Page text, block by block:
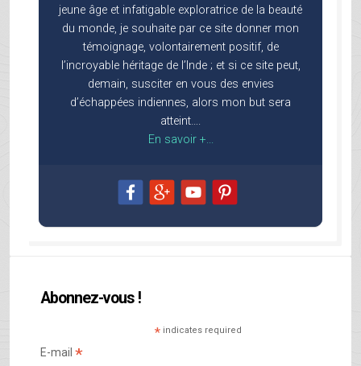
jeune âge et infatigable exploratrice de la beauté
du monde, je souhaite par ce site donner mon
témoignage, volontairement positif, de
l’incroyable héritage de l’Inde ; et si ce site peut,
demain, susciter en vous des envies
d’échappées indiennes, alors mon but sera
atteint….
En savoir +...
Abonnez-vous !
*indicates required
E-mail *